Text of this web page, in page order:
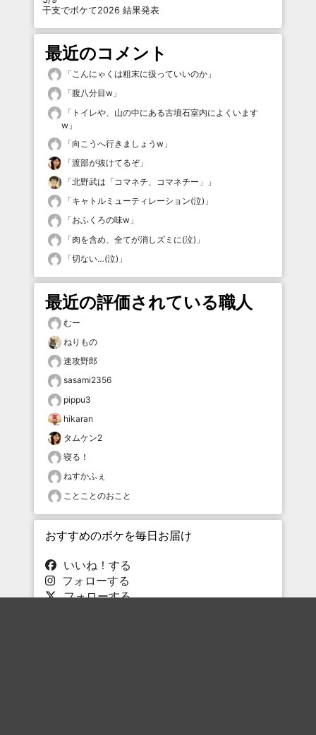
干支でボケて2026 結果発表
最近のコメント
「こんにゃくは粗末に扱っていいのか 」
「腹八分目w 」
「 トイレや、山の中にある古墳石室内によくいます
w 」
「向こうへ行きましょうw 」
「渡部が抜けてるぞ」
「北野武は「コマネチ、コマネチー」
」
「キャトルミューティレーション(泣) 」
「おふくろの味w 」
「肉を含め、全てが消しズミに(泣) 」
「切ない…(泣) 」
最近の評価されている職人
むー
ねりもの
速攻野郎
sasami2356
pippu3
hikaran
タムケン2
寝る！
ねすかふぇ
ことことのおこと
おすすめのボケを毎日お届け
いいね！する
フォローする
フォローする